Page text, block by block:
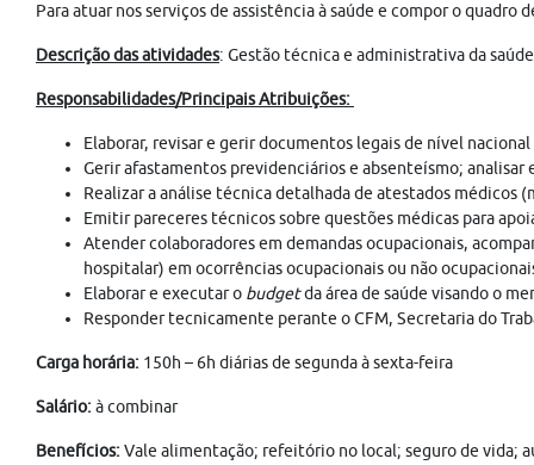
Para atuar nos serviços de assistência à saúde e compor o quadro
Descrição das atividades: Gestão técnica e administrativa da
Responsabilidades/Principais Atribuições:
Elaborar, revisar e gerir documentos legais de nível
Gerir afastamentos previdenciários e absenteísmo;
Realizar a análise técnica detalhada de atestados médicos
Emitir pareceres técnicos sobre questões médicas para
Atender colaboradores em demandas ocupacionais,
hospitalar) em ocorrências ocupacionais ou não
Elaborar e executar o budgetda área de saúde visando o
Responder tecnicamente perante o CFM, Secretaria do
Carga horária: 150h – 6h diárias de segunda à sexta-feira
Salário:à combinar
Benefícios:Vale alimentação; refeitório no local; seguro de vida;